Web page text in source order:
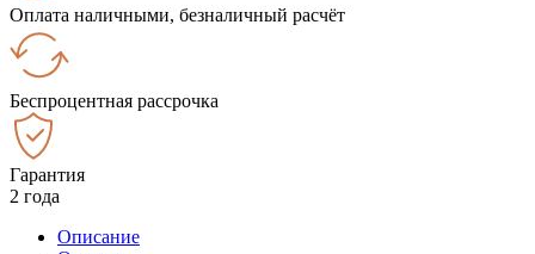
Оплата наличными, безналичный расчёт
Беспроцентная рассрочка
Гарантия
2 года
Описание